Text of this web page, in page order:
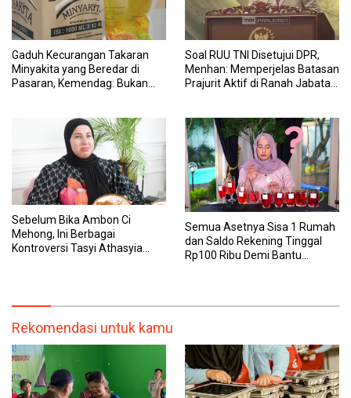
Gaduh Kecurangan Takaran
Minyakita yang Beredar di
Pasaran, Kemendag: Bukan
Soal RUU TNI Disetujui DPR,
Menhan: Memperjelas Batasan
Prajurit Aktif di Ranah Jabatan
Sebelum Bika Ambon Ci
Mehong, Ini Berbagai
Kontroversi Tasyi Athasyia
Semua Asetnya Sisa 1 Rumah
dan Saldo Rekening Tinggal
Rp100 Ribu Demi Bantu
Rekomendasi untuk kamu